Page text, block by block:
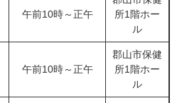
午前10時～正午
所1階ホー
ル
午前10時～正午
郡山市保健
所1階ホー
ル